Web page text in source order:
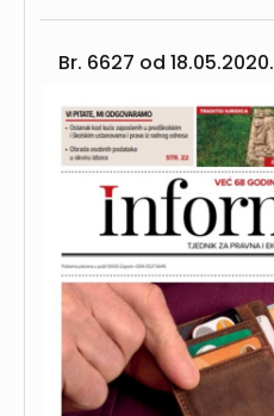
Br. 6627 od 18.05.2020.